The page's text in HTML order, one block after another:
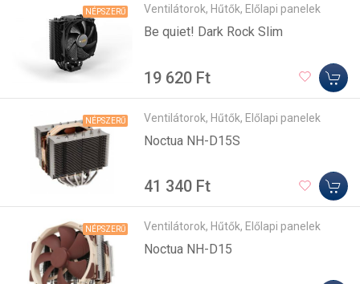
NÉPSZERŰ Ventilátorok, Hűtők, Előlapi panelek
Be quiet! Dark Rock Slim
19 620 Ft
NÉPSZERŰ Ventilátorok, Hűtők, Előlapi panelek
Noctua NH-D15S
41 340 Ft
NÉPSZERŰ Ventilátorok, Hűtők, Előlapi panelek
Noctua NH-D15